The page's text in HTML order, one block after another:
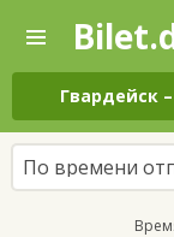
—
Поиск
и
покупка
билетов
на
автобус
онлайн
Гвардейск –
По времени